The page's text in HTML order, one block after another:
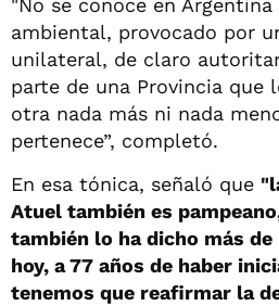
ambiental, provocado por
unilateral, de claro
parte de una Provincia que
otra nada más ni nada
pertenece”, completó.
En esa tónica, señaló que
Atuel también es
también lo ha dicho más de
hoy, a 77 años de haber
tenemos que reafirmar la